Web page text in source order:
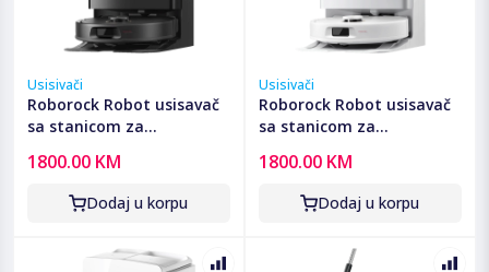
Usisivači
Roborock Robot usisavač
sa stanicom za
18.500 Pa - Qrevo C Pro
1800.00 KM
Dodaj u korpu
Usisivači
Roborock Robot usisavač
sa stanicom za
18.500 Pa - Qrevo C Pro
White
1800.00 KM
Dodaj u korpu